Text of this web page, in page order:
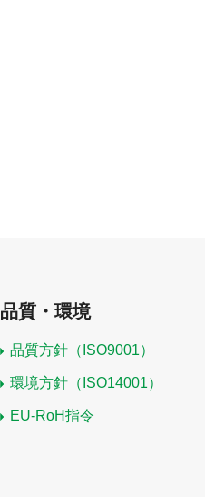
品質・環境
品質方針（ISO9001）
環境方針（ISO14001）
EU-RoH指令